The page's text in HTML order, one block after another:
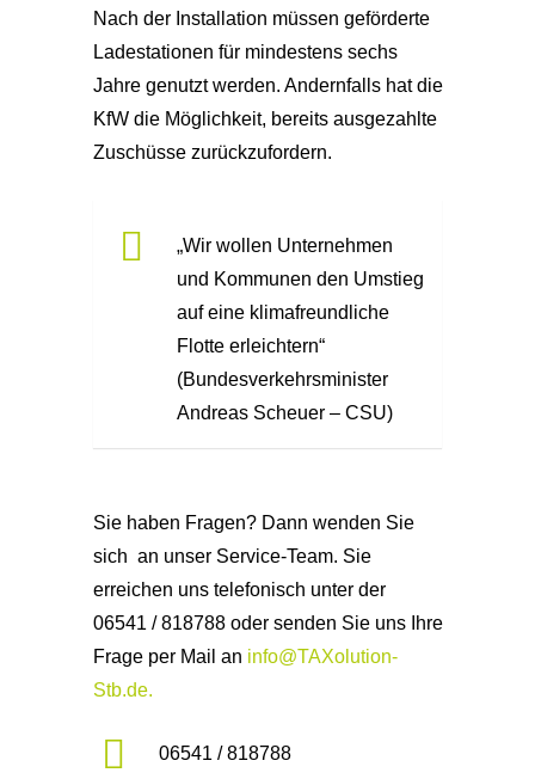
Nach der Installation müssen geförderte
Ladestationen für mindestens sechs
Jahre genutzt werden. Andernfalls hat die
KfW die Möglichkeit, bereits ausgezahlte
Zuschüsse zurückzufordern.
„Wir wollen Unternehmen
und Kommunen den Umstieg
auf eine klimafreundliche
Flotte erleichtern“
(Bundesverkehrsminister
Andreas Scheuer – CSU)
Sie haben Fragen? Dann wenden Sie
sich an unser Service-Team. Sie
erreichen uns telefonisch unter der
06541 / 818788 oder senden Sie uns Ihre
Frage per Mail an info@TAXolution-
Stb.de.
06541 / 818788